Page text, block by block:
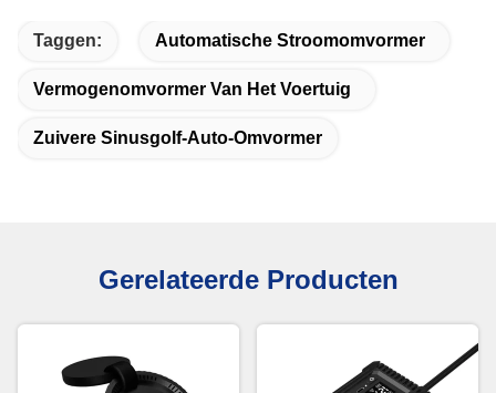
Taggen: Automatische Stroomomvormer
Vermogenomvormer Van Het Voertuig
Zuivere Sinusgolf-Auto-Omvormer
Gerelateerde Producten